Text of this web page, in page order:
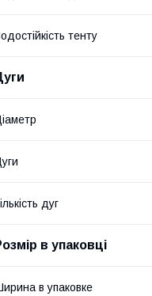
тенту
дуг
в упаковці
в упаковке